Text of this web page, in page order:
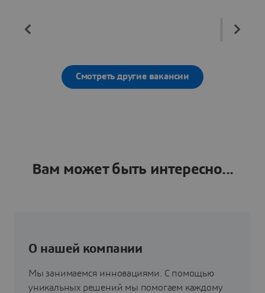
Смотреть другие вакансии
Вам может быть интересно...
О нашей компании
Мы занимаемся инновациями. С помощью
уникальных решений мы помогаем каждому